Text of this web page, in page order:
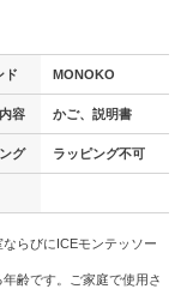
ド MONOKO
容 かご、説明書
グ ラッピング不可
らびにICEモンテッソー
齢です。ご家庭で使用さ